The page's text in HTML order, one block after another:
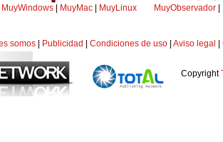
MuyWindows MuyMac MuyLinux MuyObservador
somos Publicidad Condiciones de uso Aviso legal
Copyright